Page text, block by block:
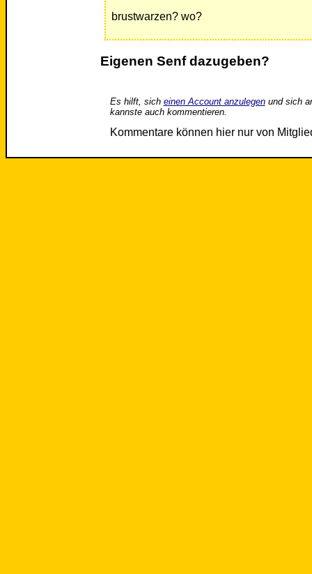
brustwarzen? wo?
Eigenen Senf dazugeben?
Es hilft, sich einen Account anzulegenund sich
kannste auch kommentieren.
Kommentare können hier nur von